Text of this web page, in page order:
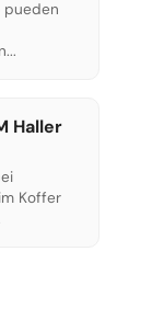
pueden
Haller
Koffer